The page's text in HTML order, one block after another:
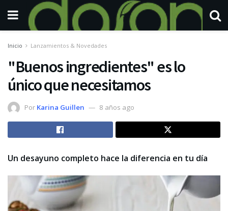
Inicio Lanzamientos & Novedades
"Buenos ingredientes" es lo
único que necesitamos
Por Karina Guillen 8 años ago
Un desayuno completo hace la diferencia en tu día